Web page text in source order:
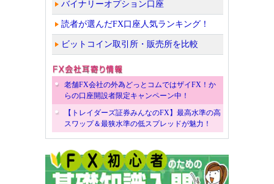
バイナリーオプション口座
読者が選んだFX口座人気ランキング！
ビットコイン取引所・販売所を比較
老舗FX会社の外為どっとコムではザイFX！か
らの口座開設者限定キャンペーン中！
【トレイダーズ証券みんなのFX】最高水準の高
スワップ＆最狭水準の低スプレッドが魅力！